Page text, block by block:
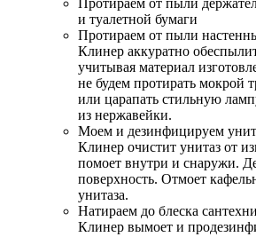
Протираем от пыли
и туалетной бумаги
Протираем от пыли
Клинер аккуратно
учитывая материал
не будем протирать мокрой
или царапать стильную
из нержавейки.
Моем и дезинфицируем
Клинер очистит унитаз от
помоет внутри и снаружи.
поверхность. Отмоет
унитаза.
Натираем до блеска
Клинер вымоет и